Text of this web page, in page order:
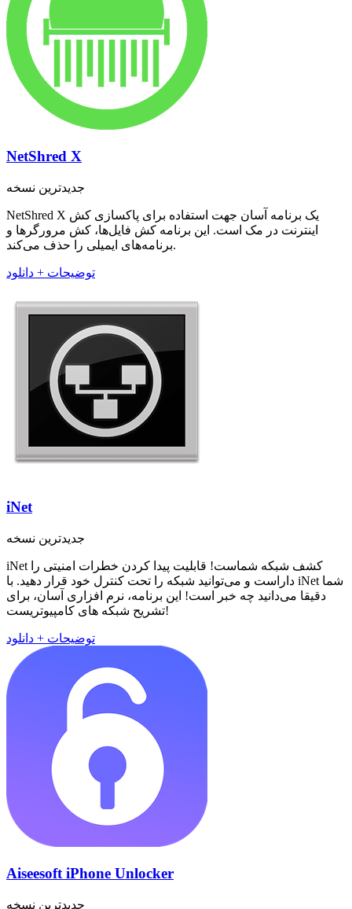
NetShred X
جدیدترین نسخه
NetShred X یک برنامه آسان جهت استفاده برای پاکسازی کش
اینترنت در مک است. این برنامه کش فایل‌ها، کش مرورگر‌ها و
برنامه‌های ایمیلی را حذف می‌کند.
توضیحات + دانلود
iNet
جدیدترین نسخه
iNet کشف شبکه شماست! قابلیت پیدا کردن خطرات امنیتی را
داراست و می‌توانید شبکه را تحت کنترل خود قرار دهید. با iNet شما
دقیقا می‌دانید چه خبر است! این برنامه، نرم افزاری آسان، برای
تشریح شبکه های کامپیوتریست!
توضیحات + دانلود
Aiseesoft iPhone Unlocker
جدیدترین نسخه